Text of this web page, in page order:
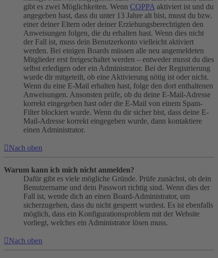
gibt es zwei Möglichkeiten. Wenn COPPA aktiviert ist und du
angegeben hast, dass du unter 13 Jahre alt bist, musst du bzw.
einer deiner Eltern oder deiner Erziehungsberechtigten den
Anweisungen folgen, die du erhalten hast. Wenn dies nicht
der Fall ist, muss dein Benutzerkonto vielleicht aktiviert
werden. Bei einigen Boards müssen alle neu angemeldeten
Mitglieder erst freigeschaltet werden – entweder musst du dies
selbst erledigen oder ein Administrator. Bei der Registrierung
wurde dir mitgeteilt, ob eine Aktivierung nötig ist oder nicht.
Wenn du eine E-Mail erhalten hast, folge den dort enthaltenen
Anweisungen. Ansonsten prüfe, ob du deine E-Mail-Adresse
korrekt eingegeben hast oder die E-Mail von einem Spam-
Filter blockiert wurde. Wenn du dir sicher bist, dass deine E-
Mail-Adresse korrekt eingegeben wurde, dann kontaktiere
einen Administrator.
Nach oben
Warum kann ich mich nicht anmelden?
Dafür gibt es viele mögliche Gründe. Prüfe zunächst, ob dein
Benutzername und dein Passwort richtig sind. Wenn dies der
Fall ist, wende dich an einen Board-Administrator, um
sicherzugehen, dass du nicht gesperrt wurdest. Es ist ebenfalls
möglich, dass ein Konfigurationsproblem mit der Website
vorliegt, welches ein Administrator lösen muss.
Nach oben